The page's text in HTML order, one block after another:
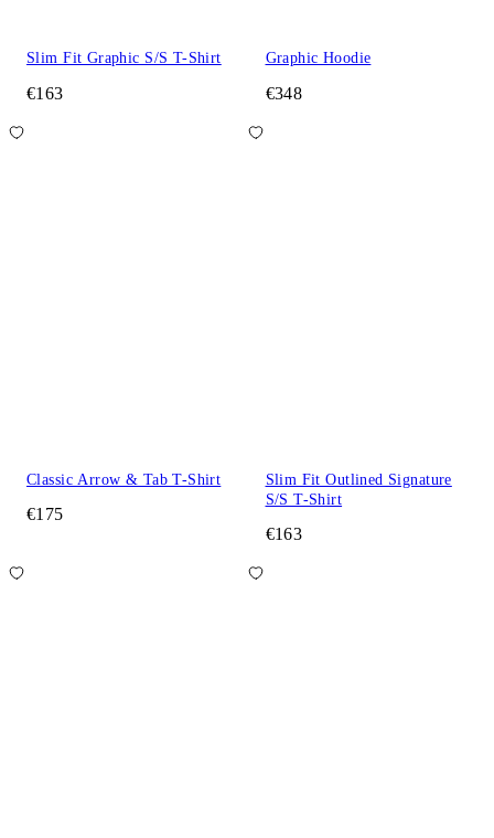
Slim Fit Graphic S/S T-Shirt
€163
Graphic Hoodie
€348
Classic Arrow & Tab T-Shirt
€175
Slim Fit Outlined Signature
S/S T-Shirt
€163